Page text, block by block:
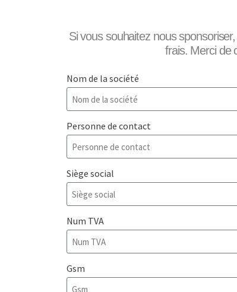
Si vous souhaitez nous
frais. Merci de
Nom de la société
Personne de contact
Siège social
Num TVA
Gsm